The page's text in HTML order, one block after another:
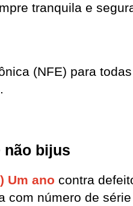
tranquila e
(NFE) para
não bijus
Um ano contra
com número de